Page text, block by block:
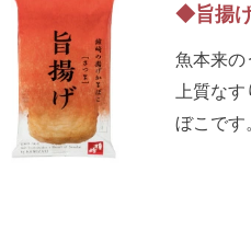
◆旨揚
魚本来の
上質な
ぼこです